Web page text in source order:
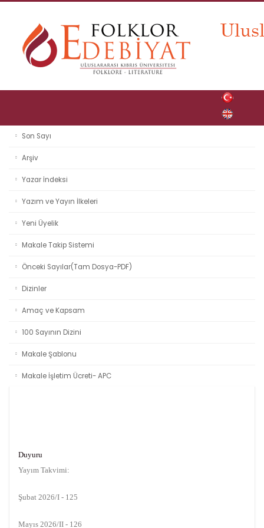
Son Sayı
Arşiv
Yazar İndeksi
Yazım ve Yayın İlkeleri
Yeni Üyelik
Makale Takip Sistemi
Önceki Sayılar(Tam Dosya-PDF)
Dizinler
Amaç ve Kapsam
100 Sayının Dizini
Makale Şablonu
Makale İşletim Ücreti- APC
Duyuru
Yayım Takvimi:
Şubat 2026/I - 125
Mayıs 2026/II - 126